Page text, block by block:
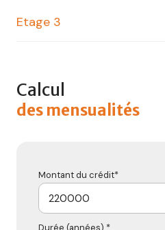
Etage 3
bureau
bureau
Calcul
des mensualités
Montant du crédit*
Durée (années) *